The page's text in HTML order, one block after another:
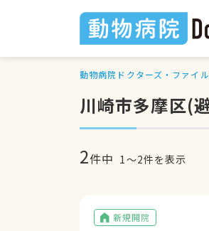
動物病院ドクターズ・ファイル
川崎市多摩区(
2件中 1〜2件を表示
新規開院